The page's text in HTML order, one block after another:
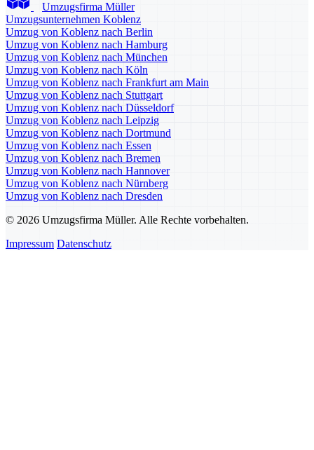
Umzugsfirma Müller
Umzugsunternehmen Koblenz
Umzug von Koblenz nach Berlin
Umzug von Koblenz nach Hamburg
Umzug von Koblenz nach München
Umzug von Koblenz nach Köln
Umzug von Koblenz nach Frankfurt am Main
Umzug von Koblenz nach Stuttgart
Umzug von Koblenz nach Düsseldorf
Umzug von Koblenz nach Leipzig
Umzug von Koblenz nach Dortmund
Umzug von Koblenz nach Essen
Umzug von Koblenz nach Bremen
Umzug von Koblenz nach Hannover
Umzug von Koblenz nach Nürnberg
Umzug von Koblenz nach Dresden
© 2026 Umzugsfirma Müller. Alle Rechte vorbehalten.
Impressum Datenschutz